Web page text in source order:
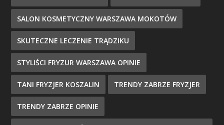
SALON KOSMETYCZNY WARSZAWA MOKOTÓW
SKUTECZNE LECZENIE TRĄDZIKU
STYLIŚCI FRYZUR WARSZAWA OPINIE
TANI FRYZJER KOSZALIN TRENDY ZABRZE FRYZJER
TRENDY ZABRZE OPINIE